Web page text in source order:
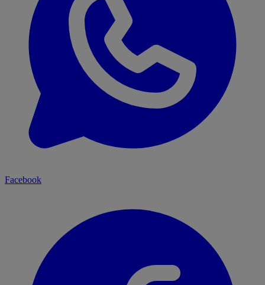
Facebook